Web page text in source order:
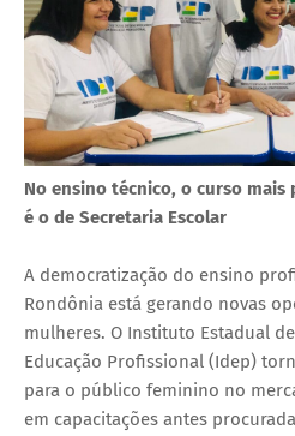
No ensino técnico, o curso
é o de Secretaria Escolar
A democratização do ensino
Rondônia está gerando novas
mulheres. O Instituto Estadual
Educação Profissional (Idep)
para o público feminino no
em capacitações antes